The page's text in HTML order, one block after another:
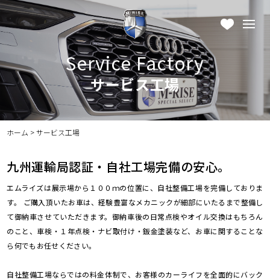
Service Factory
サービス工場
ホーム >サービス工場
九州運輸局認証・自社工場完備の安心。
エムライズは展示場から１００ｍの位置に、自社整備工場を完備しておりま
す。 ご購入頂いたお車は、経験豊富なメカニックが細部にいたるまで整備し
て御納車させていただきます。御納車後の日常点検やオイル交換はもちろん
のこと、車検・１年点検・ナビ取付け・鈑金塗装など、お車に関することな
ら何でもお任せください。
自社整備工場ならではの料金体制で、お客様のカーライフを全面的にバック